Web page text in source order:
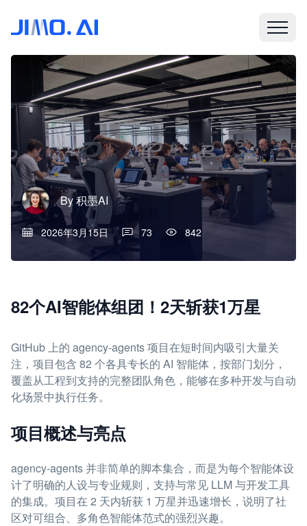
By积墨AI
2026年3月15日 73 842
82个AI智能体组团！2天斩获1万星
GitHub 上的 agency-agents 项目在短时间内吸引大量关
注，项目包含 82 个各具专长的 AI 智能体，按部门划分，
覆盖从工程到支持的完整团队角色，能够在多种开发与自动
化场景中执行任务。
项目概述与亮点
agency-agents 并非简单的脚本集合，而是为每个智能体设
计了明确的人设与专业规则，支持与常见 LLM 与开发工具
的集成。项目在 2 天内斩获 1 万星并迅速增长，说明了社
区对可组合、多角色智能体范式的强烈兴趣。